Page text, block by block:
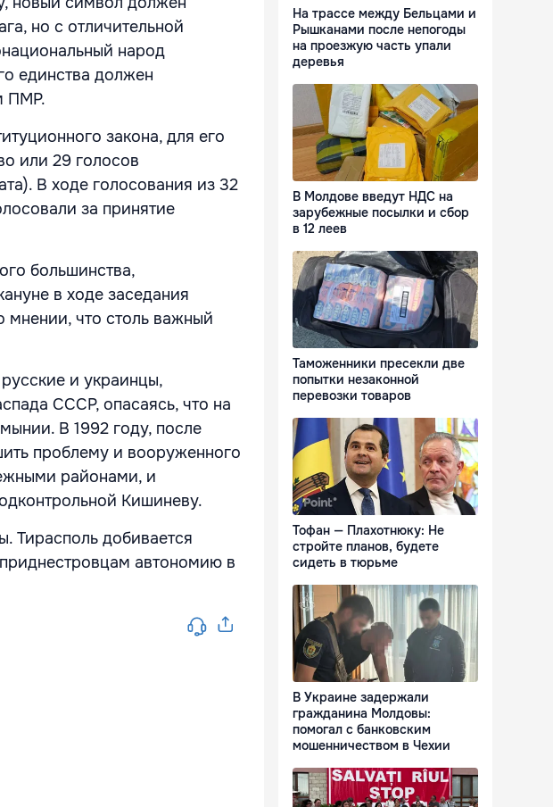
но с отличительной
народ
единства должен
ПМР.
закона, для его
или 29 голосов
В ходе голосования из 32
за принятие
большинства,
в ходе заседания
мнении, что столь важный
и украинцы,
СССР, опасаясь, что на
В 1992 году, после
проблему и вооруженного
районами, и
Кишиневу.
Тирасполь добивается
автономию в
На трассе между Бельцами и
Рышканами после непогоды
на проезжую часть упали
деревья
В Молдове введут НДС на
зарубежные посылки и сбор
в 12 леев
Таможенники пресекли две
попытки незаконной
перевозки товаров
Тофан — Плахотнюку: Не
стройте планов, будете
сидеть в тюрьме
В Украине задержали
гражданина Молдовы:
помогал с банковским
мошенничеством в Чехии